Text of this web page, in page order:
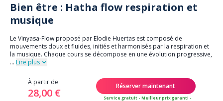
Bien être : Hatha flow respiration et
musique
Le Vinyasa-Flow proposé par Elodie Huertas est composé de
mouvements doux et fluides, initiés et harmonisés par la respiration et
la musique. Chaque cours se décompose en une évolution progressive,
... Lire plus
À partir de
28,00 €
Réserver maintenant
Service gratuit - Meilleur prix garanti -